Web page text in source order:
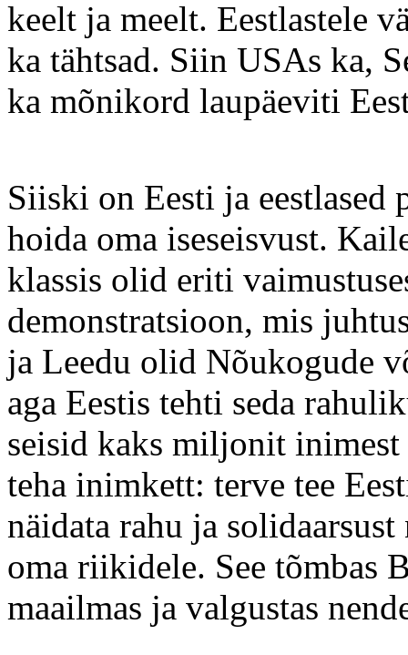
keelt ja meelt. Eestlastele
ka tähtsad. Siin USAs ka,
ka mõnikord laupäeviti
Siiski on Eesti ja eestlased
hoida oma iseseisvust.
klassis olid eriti
demonstratsioon, mis
ja Leedu olid Nõukogude
aga Eestis tehti seda
seisid kaks miljonit
teha inimkett: terve tee
näidata rahu ja
oma riikidele. See tõmbas
maailmas ja valgustas